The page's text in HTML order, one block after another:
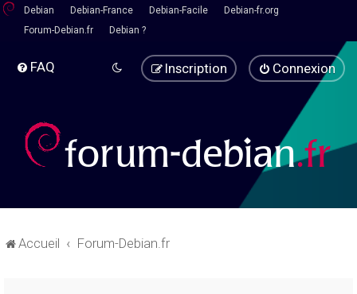
Debian Debian-France Debian-Facile
Debian-fr.org
Forum-Debian.fr
Debian ?
FAQ Connexion
Inscription
Accueil Forum-Debian.fr